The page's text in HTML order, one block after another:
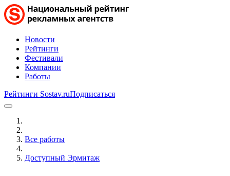
Новости
Рейтинги
Фестивали
Компании
Работы
Рейтинги Sostav.ruПодписаться
Все работы
Доступный Эрмитаж